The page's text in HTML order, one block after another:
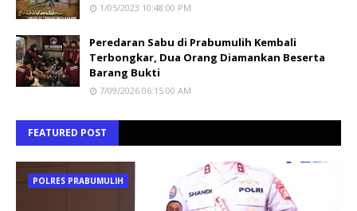
1/05/2023 10:48:00 PM
Peredaran Sabu di Prabumulih Kembali
Terbongkar, Dua Orang Diamankan Beserta
Barang Bukti
7/09/2026 06:15:00 AM
FEATURED POST
POLRES PRABUMULIH